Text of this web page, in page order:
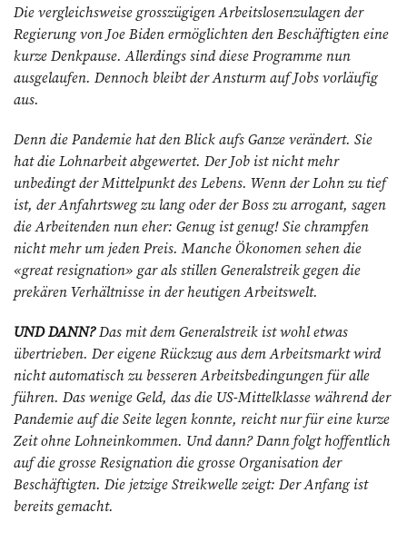
Die vergleichsweise grosszügigen Arbeitslosenzulagen der
Regierung von Joe Biden ermöglichten den Beschäftigten eine
kurze Denkpause. Allerdings sind diese Programme nun
ausgelaufen. Dennoch bleibt der Ansturm auf Jobs vorläufig
aus.
Denn die Pandemie hat den Blick aufs Ganze verändert. Sie
hat die Lohnarbeit abgewertet. Der Job ist nicht mehr
unbedingt der Mittelpunkt des Lebens. Wenn der Lohn zu tief
ist, der Anfahrtsweg zu lang oder der Boss zu arrogant, sagen
die Arbeitenden nun eher: Genug ist genug! Sie chrampfen
nicht mehr um jeden Preis. Manche Ökonomen sehen die
«great resignation» gar als stillen Generalstreik gegen die
prekären Verhältnisse in der heutigen Arbeitswelt.
UND DANN?Das mit dem Generalstreik ist wohl etwas
übertrieben. Der eigene Rückzug aus dem Arbeitsmarkt wird
nicht automatisch zu besseren Arbeitsbedingungen für alle
führen. Das wenige Geld, das die US-Mittelklasse ­während der
Pandemie auf die Seite legen konnte, reicht nur für eine kurze
Zeit ohne Lohnein­kommen. Und dann? Dann folgt hoffentlich
auf die grosse Resignation die grosse Organisation der
Beschäftigten. Die jetzige Streikwelle zeigt: Der Anfang ist
bereits gemacht.